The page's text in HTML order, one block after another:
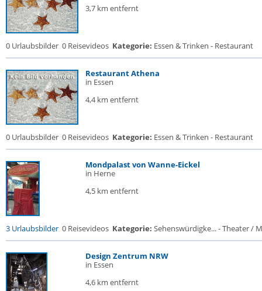
3,7 km entfernt
0 Urlaubsbilder 0 Reisevideos Kategorie: Essen & Trinken - Restaurant
Restaurant Athena
in Essen
4,4 km entfernt
0 Urlaubsbilder 0 Reisevideos Kategorie: Essen & Trinken - Restaurant
Mondpalast von Wanne-Eickel
in Herne
4,5 km entfernt
3 Urlaubsbilder 0 Reisevideos Kategorie: Sehenswürdigke... - Theater /
Design Zentrum NRW
in Essen
4,6 km entfernt